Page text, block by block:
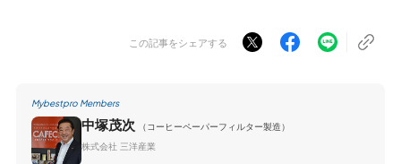
この記事をシェアする
Mybestpro Members
中塚茂次
（コーヒーペーパーフィルター製造）
株式会社 三洋産業